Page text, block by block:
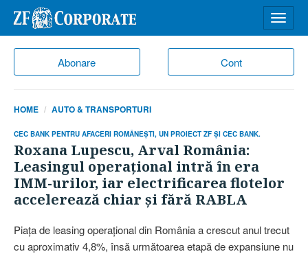
Abonare Cont
meniu
HOME AUTO & TRANSPORTURI
CEC BANK PENTRU AFACERI ROMÂNEŞTI, UN PROIECT ZF ŞI CEC BANK.
Roxana Lupescu, Arval România:
Leasingul operaţional intră în era
IMM-urilor, iar electrificarea flotelor
accelerează chiar şi fără RABLA
Piaţa de leasing operaţional din Ro­mânia a crescut anul trecut
cu aproximativ 4,8%, însă următoarea etapă de expansiune nu